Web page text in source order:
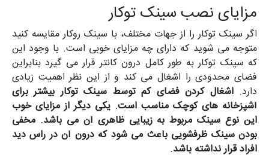
مزایای نصب سینک توکار
اگر سینک توکار را از جهات مختلف، با سینک روکار مقایسه کنید
متوجه می ‌شوید که دارای چه مزایای خوبی است. با وجود این
که سینک توکار به طور کامل درون کانتر قرار می‌ گیرد بنابراین
فضای محدودی را اشغال می ‌کند و از این نظر اهمیت زیادی
دارد.اشغال کردن فضای کم توسط سینک توکار بیشتر برای
آشپزخانه‌ های کوچک مناسب است. یکی دیگر از مزایای خوب
این نوع سینک مربوط به زیبایی ظاهری آن می ‌باشد. مخفی
بودن سینک ظرفشویی باعث می ‌شود که درون آن در راس دید
افراد قرار نداشته باشد.